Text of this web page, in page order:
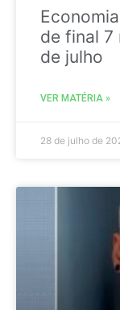
de final 7
de julho
VER MATÉRIA »
28 de julho de